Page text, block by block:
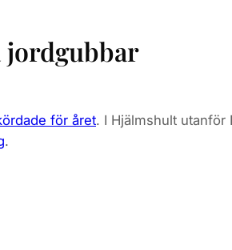
jordgubbar
för året. I Hjälmshult utanför
.